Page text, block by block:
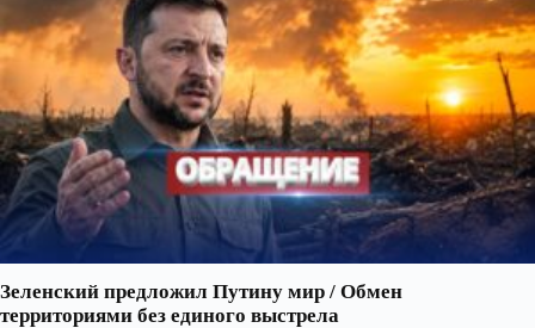
Зеленский предложил Путину мир / Обмен
территориями без единого выстрела